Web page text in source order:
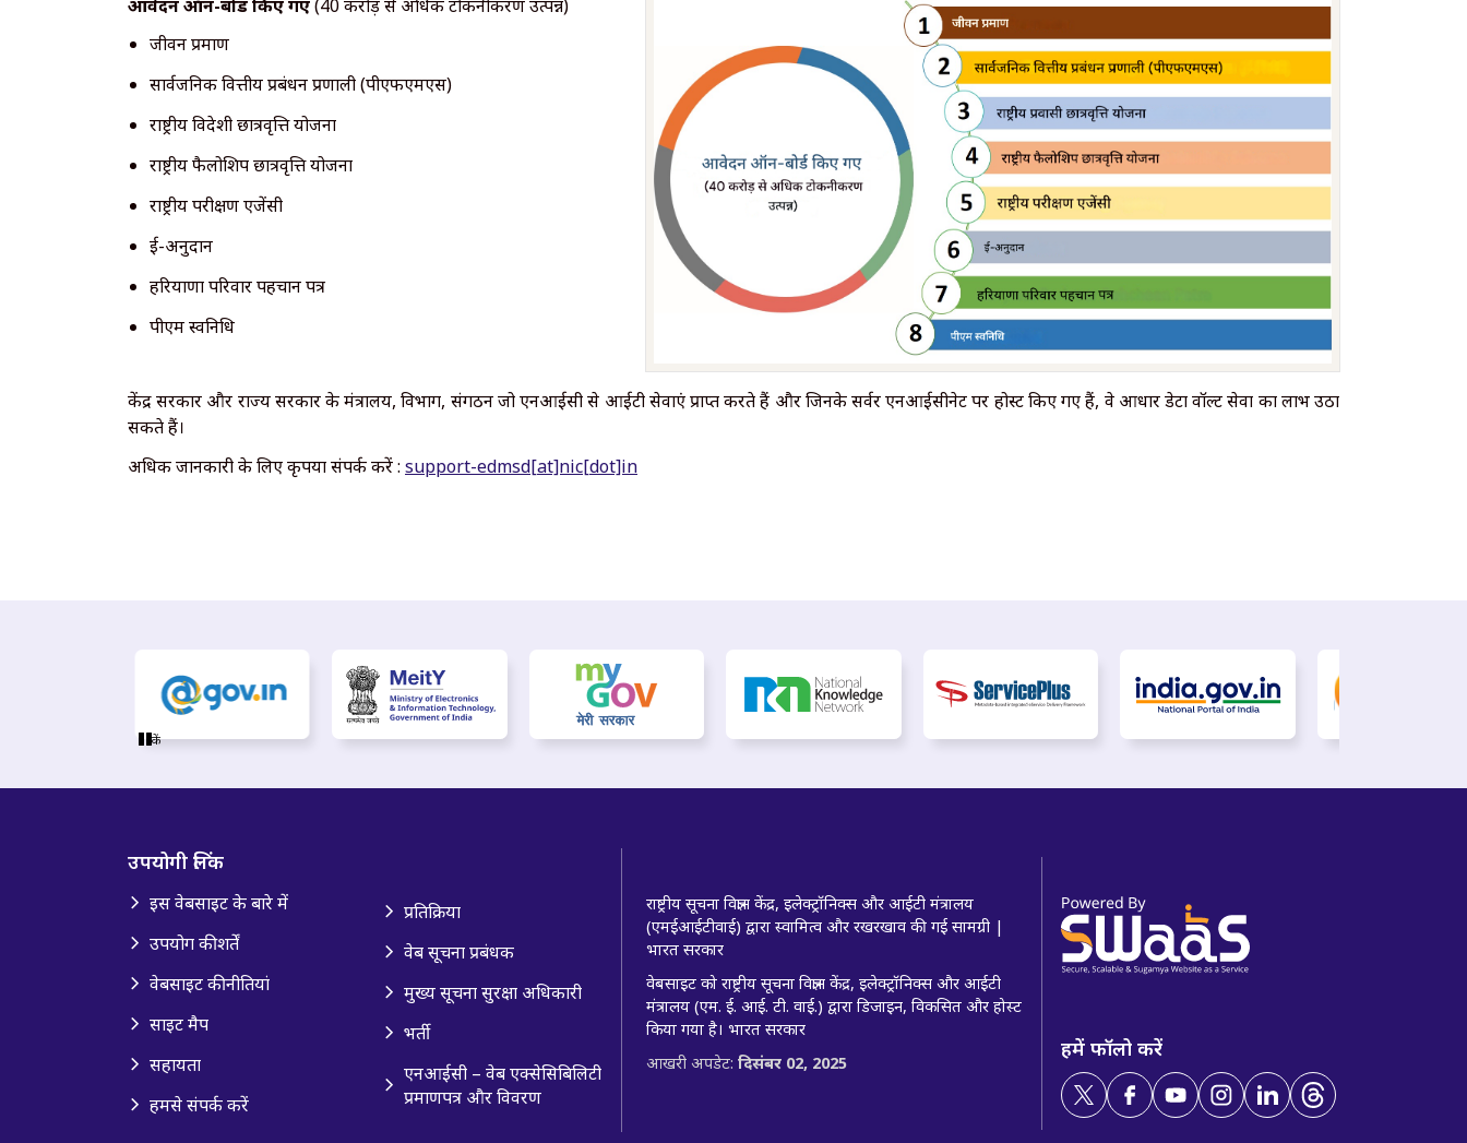
आवेदन ऑन-बोर्ड किए गए(40 करोड़ से अधिक टोकनीकरण उत्पन्न)
जीवन प्रमाण
सार्वजनिक वित्तीय प्रबंधन प्रणाली (पीएफएमएस)
राष्ट्रीय विदेशी छात्रवृत्ति योजना
राष्ट्रीय फैलोशिप छात्रवृत्ति योजना
राष्ट्रीय परीक्षण एजेंसी
ई-अनुदान
हरियाणा परिवार पहचान पत्र
पीएम स्वनिधि
केंद्र सरकार और राज्य सरकार के मंत्रालय, विभाग, संगठन जो एनआईसी से आईटी सेवाएं प्राप्त करते हैं और जिनके सर्वर एनआईसीनेट पर होस्ट किए गए हैं, वे आधार डेटा वॉल्ट सेवा का लाभ उठा
सकते हैं।
अधिक जानकारी के लिए कृपया संपर्क करें : support-edmsd[at]nic[dot]in
रुकें
उपयोगी लिंक
इस वेबसाइट के बारे में
उपयोग की शर्तें
वेबसाइट की नीतियां
साइट मैप
सहायता
हमसे संपर्क करें
प्रतिक्रिया
वेब सूचना प्रबंधक
मुख्य सूचना सुरक्षा अधिकारी
भर्ती
एनआईसी – वेब एक्सेसिबिलिटी
प्रमाणपत्र और विवरण
राष्ट्रीय सूचना विज्ञान केंद्र, इलेक्ट्रॉनिक्स और आईटी मंत्रालय
(एमईआईटीवाई) द्वारा स्वामित्व और रखरखाव की गई सामग्री |
भारत सरकार
वेबसाइट को राष्ट्रीय सूचना विज्ञान केंद्र, इलेक्ट्रॉनिक्स और आईटी
मंत्रालय (एम. ई. आई. टी. वाई.) द्वारा डिजाइन, विकसित और होस्ट
किया गया है। भारत सरकार
आखरी अपडेट: दिसंबर 02, 2025
हमें फॉलो करें